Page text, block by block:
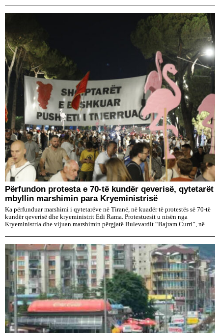
Përfundon protesta e 70-të kundër qeverisë, qytetarët
mbyllin marshimin para Kryeministrisë
Ka përfunduar marshimi i qytetarëve në Tiranë, në kuadër të protestës së 70-të
kundër qeverisë dhe kryeministrit Edi Rama. Protestuesit u nisën nga
Kryeministria dhe vijuan marshimin përgjatë Bulevardit “Bajram Curri”, në